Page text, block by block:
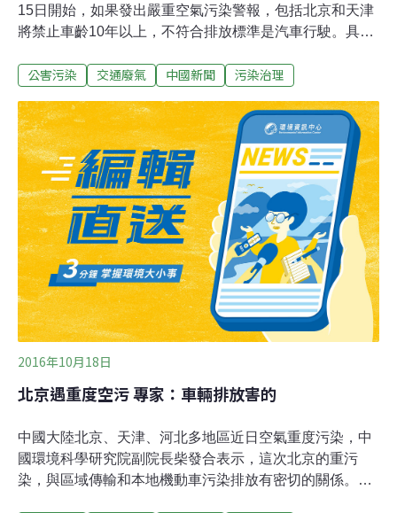
15日開始，如果發出嚴重空氣污染警報，包括北京和天津
將禁止車齡10年以上，不符合排放標準是汽車行駛。具體
果發生嚴重空氣污染，就是出現「橙色」和「紅色」污染
駛。該項措施適用範圍包括河北省，以及北京和天津。根
據北京市環保局調查顯示，北京市污染8%來自汽車排放的
廢氣。
公害污染 交通廢氣 中國新聞 污染治理
2016年10月18日
北京遇重度空污 專家：車輛排放害的
中國大陸北京、天津、河北多地區近日空氣重度污染，中
國環境科學研究院副院長柴發合表示，這次北京的重污
染，與區域傳輸和本地機動車污染排放有密切的關係。中